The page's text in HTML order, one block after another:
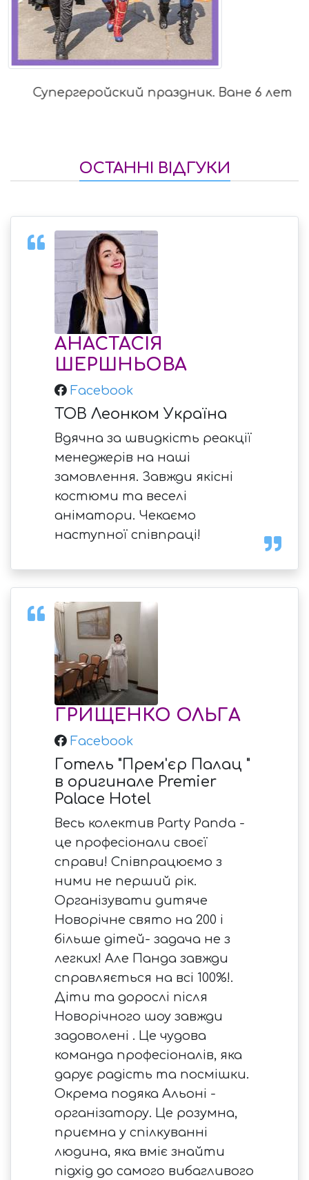
Супергеройский праздник. Ване 6 лет
ОСТАННІ ВІДГУКИ
АНАСТАСІЯ
ШЕРШНЬОВА
Facebook
ТОВ Леонком Україна
Вдячна за швидкість реакції
менеджерів на наші
замовлення. Завжди якісні
костюми та веселі
аніматори. Чекаємо
наступної співпраці!
ГРИЩЕНКО ОЛЬГА
Facebook
Готель "Прем'єр Палац "
в оригинале Premier
Palace Hotel
Весь колектив Party Panda -
це професіонали своєї
справи! Співпрацюємо з
ними не перший рік.
Організувати дитяче
Новорічне свято на 200 і
більше дітей- задача не з
легких! Але Панда завжди
справляється на всі 100%!.
Діти та дорослі після
Новорічного шоу завжди
задоволені . Це чудова
команда професіоналів, яка
дарує радість та посмішки.
Окрема подяка Альоні -
організатору. Це розумна,
приємна у спілкуванні
людина, яка вміє знайти
підхід до самого вибагливого